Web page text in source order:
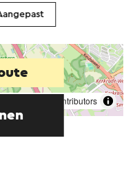
contributors